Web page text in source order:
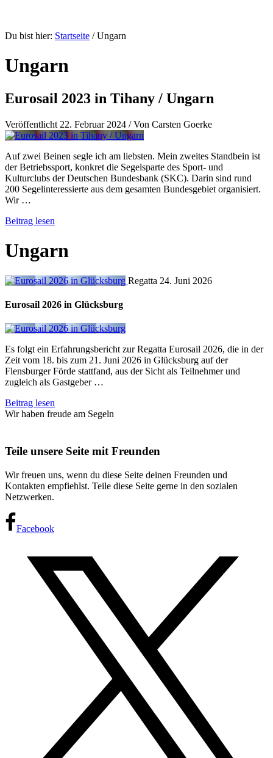
Du bist hier: Startseite /Ungarn
Ungarn
Eurosail 2023 in Tihany / Ungarn
Veröffentlicht 22. Februar 2024 /Von Carsten Goerke
Auf zwei Beinen segle ich am liebsten. Mein zweites Standbein ist
der Betriebssport, konkret die Segelsparte des Sport- und
Kulturclubs der Deutschen Bundesbank (SKC). Darin sind rund
200 Segelinteressierte aus dem gesamten Bundesgebiet organisiert.
Wir …
Beitrag lesen
Ungarn
Regatta 24. Juni 2026
Eurosail 2026 in Glücksburg
Es folgt ein Erfahrungsbericht zur Regatta Eurosail 2026, die in der
Zeit vom 18. bis zum 21. Juni 2026 in Glücksburg auf der
Flensburger Förde stattfand, aus der Sicht als Teilnehmer und
zugleich als Gastgeber …
Beitrag lesen
Wir haben freude am Segeln
Teile unsere Seite mit Freunden
Wir freuen uns, wenn du diese Seite deinen Freunden und
Kontakten empfiehlst. Teile diese Seite gerne in den sozialen
Netzwerken.
Facebook